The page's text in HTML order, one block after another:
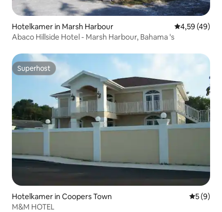
Hotelkamer in Marsh Harbour Gemiddelde
4,59 (49)
Abaco Hillside Hotel - Marsh Harbour, Bahama 's
Superhost
Superhost
Hotelkamer in Coopers Town
5 (9)
M&M HOTEL